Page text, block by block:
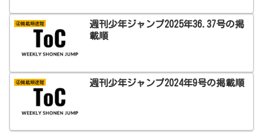
④掲載順速報
週刊少年ジャンプ2025年36.37号の掲
載順
④掲載順速報 週刊少年ジャンプ2024年9号の掲載順